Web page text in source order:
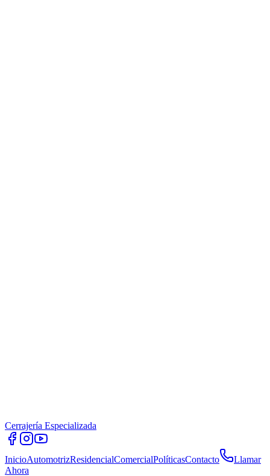
Cerrajería Especializada
InicioAutomotrizResidencialComercialPolíticasContacto
Llamar
Ahora